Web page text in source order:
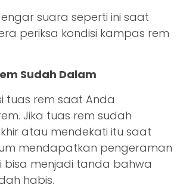
suara seperti ini saat
periksa kondisi kampas rem
Sudah Dalam
tuas rem saat Anda
Jika tuas rem sudah
atau mendekati itu saat
mendapatkan pengeraman
bisa menjadi tanda bahwa
habis.